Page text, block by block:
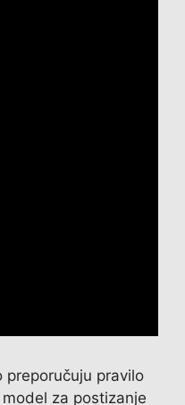
preporučuju pravilo
za postizanje